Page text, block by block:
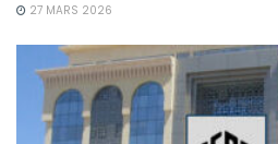
27 MARS 2026